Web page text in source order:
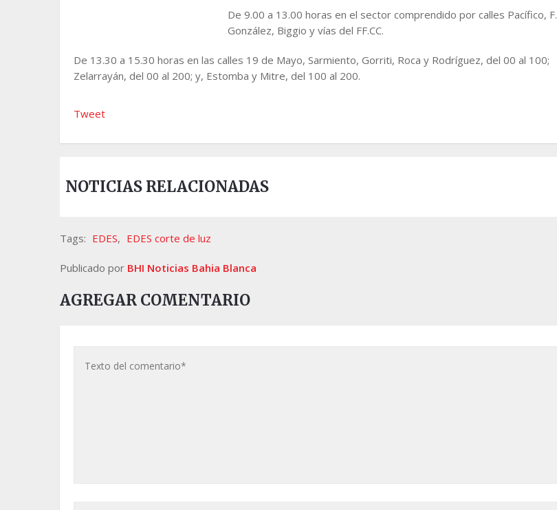
De 9.00 a 13.00 horas en el sector comprendido por calles Pacífico, F.
González, Biggio y vías del FF.CC.
De 13.30 a 15.30 horas en las calles 19 de Mayo, Sarmiento, Gorriti, Roca y Rodríguez, del 00 al 100;
Zelarrayán, del 00 al 200; y, Estomba y Mitre, del 100 al 200.
Tweet
NOTICIAS RELACIONADAS
Tags: EDES, EDES corte de luz
Publicado por BHI Noticias Bahia Blanca
AGREGAR COMENTARIO